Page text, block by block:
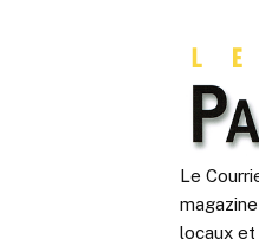
Le
locaux et